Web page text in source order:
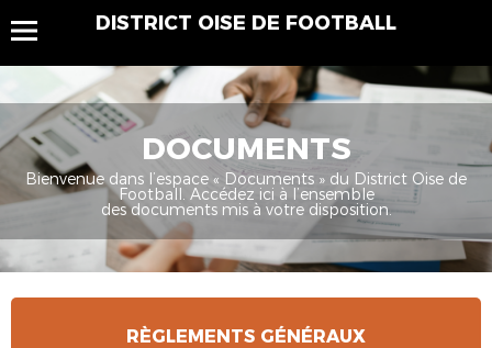
DISTRICT OISE DE FOOTBALL
DOCUMENTS
Bienvenue dans l’espace « Documents » du District Oise de
Football. Accédez ici à l’ensemble
des documents mis à votre disposition.
RÈGLEMENTS GÉNÉRAUX